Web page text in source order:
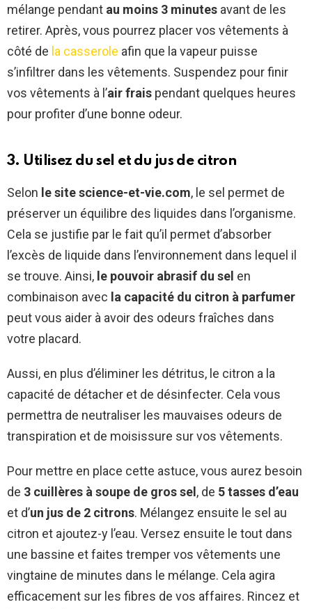
dans un placard…un durian en
décomposition.https://t.co/S
Co5wDcr55
pic.twitter.com/JXhJTrTjcV
— Tu sais pas quoi ?!
mélange pendant au moins 3 minutes avant de les
retirer. Après, vous pourrez placer vos vêtements à
côté de la casserole afin que la vapeur puisse
s’infiltrer dans les vêtements. Suspendez pour finir
vos vêtements à l’air frais pendant quelques heures
pour profiter d’une bonne odeur.
3. Utilisez du sel et du jus de citron
Selon le site science-et-vie.com, le sel permet de
préserver un équilibre des liquides dans l’organisme.
Cela se justifie par le fait qu’il permet d’absorber
l’excès de liquide dans l’environnement dans lequel il
se trouve. Ainsi, le pouvoir abrasif du sel en
combinaison avec la capacité du citron à parfumer
peut vous aider à avoir des odeurs fraîches dans
votre placard.
Aussi, en plus d’éliminer les détritus, le citron a la
capacité de détacher et de désinfecter. Cela vous
permettra de neutraliser les mauvaises odeurs de
transpiration et de moisissure sur vos vêtements.
Pour mettre en place cette astuce, vous aurez besoin
de 3 cuillères à soupe de gros sel , de 5 tasses d’eau
et d’un jus de 2 citrons. Mélangez ensuite le sel au
citron et ajoutez-y l’eau. Versez ensuite le tout dans
une bassine et faites tremper vos vêtements une
vingtaine de minutes dans le mélange. Cela agira
efficacement sur les fibres de vos affaires. Rincez et